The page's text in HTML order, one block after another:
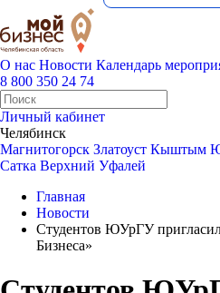
О нас Новости Календарь
8 800 350 24 74
Личный кабинет
Челябинск
Магнитогорск Златоуст Кыштым
Сатка Верхний Уфалей
Главная
Новости
Студентов ЮУрГУ
Бизнеса»